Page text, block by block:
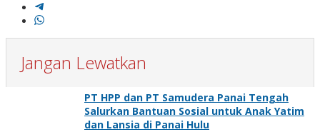
Jangan Lewatkan
PT HPP dan PT Samudera Panai Tengah
Salurkan Bantuan Sosial untuk Anak Yatim
dan Lansia di Panai Hulu